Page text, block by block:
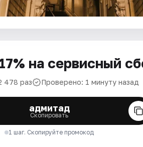
на сервисный
478 раз Проверено: 1 минуту назад
адмитад
Скопировать
1 шаг. Скопируйте промокод